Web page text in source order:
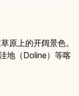
原上的开阔景色。
地（Doline）等喀